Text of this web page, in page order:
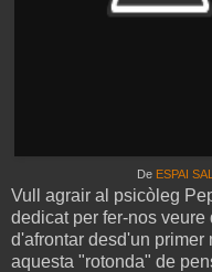
De ESPAI
Vull agrair al psicòleg
dedicat per fer-nos
d'afrontar desd'un primer
aquesta "rotonda" de